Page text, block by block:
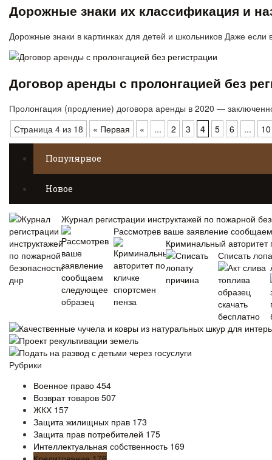
Дорожные знаки их классификация и
Дорожные знаки в картинках для детей и школьников Даже
Договор аренды с пролонгацией без
Пролонгация (продление) договора аренды в 2020 —
Страница 4 из 18
« Первая « ... 2 3 4 5 6 ... 10
Популярное
Новое
Журнал регистрации инструктажей по пожарной
Рассмотрев ваше заявление
Криминальный авторитет
Списать
Качественные чучела и ковры из натуральных шкур для
Проект рекультивации земель
Подать на развод с детьми через госуслуги
Рубрики
Военное право 454
Возврат товаров 507
ЖКХ 157
Защита жилищных прав 173
Защита прав потребителей 175
Интеллектуальная собственность 169